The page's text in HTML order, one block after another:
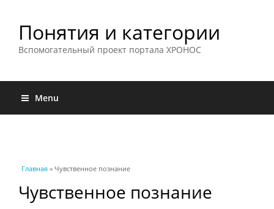
Понятия и категории
Вспомогательный проект портала ХРОНОС
Menu
Вы здесь
Главная » Чувственное познание
Чувственное познание